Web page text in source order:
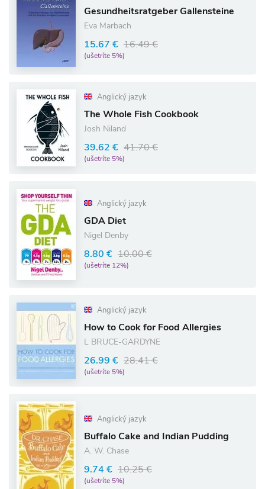
Gesundheitsratgeber Gallensteine
Eva Marbach
15.67 € 16.49 €
(ušetríte 5%)
Anglický jazyk
The Whole Fish Cookbook
Josh Niland
39.62 € 41.70 €
(ušetríte 5%)
Anglický jazyk
GDA Diet
Nigel Denby
8.80 € 10.00 €
(ušetríte 12%)
Anglický jazyk
How to Cook for Food Allergies
L BRUCE-GARDYNE
26.99 € 28.41 €
(ušetríte 5%)
Anglický jazyk
Buffalo Cake and Indian Pudding
A. W. Chase
9.74 € 10.25 €
(ušetríte 5%)